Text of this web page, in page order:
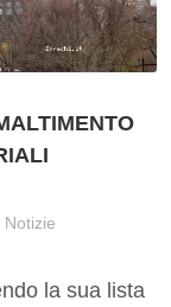
Notizie
la sua lista